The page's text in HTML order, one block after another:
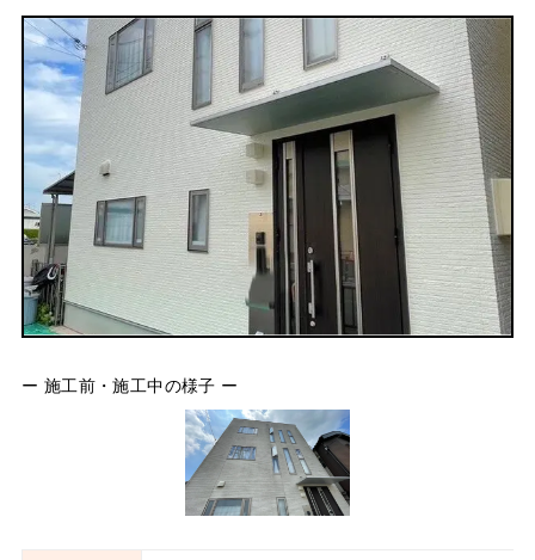
ー 施工前・施工中の様子 ー